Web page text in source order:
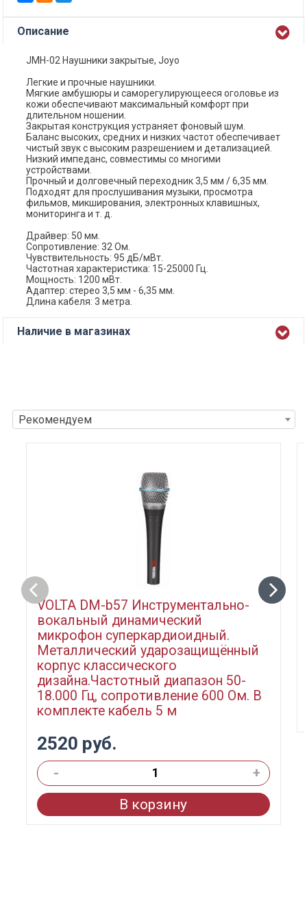
Описание
JMH-02 Наушники закрытые, Joyo
Легкие и прочные наушники.
Мягкие амбушюры и саморегулирующееся оголовье из
кожи обеспечивают максимальный комфорт при
длительном ношении.
Закрытая конструкция устраняет фоновый шум.
Баланс высоких, средних и низких частот обеспечивает
чистый звук с высоким разрешением и детализацией.
Низкий импеданс, совместимы со многими
устройствами.
Прочный и долговечный переходник 3,5 мм / 6,35 мм.
Подходят для прослушивания музыки, просмотра
фильмов, микширования, электронных клавишных,
мониторинга и т. д.
Драйвер: 50 мм.
Сопротивление: 32 Ом.
Чувствительность: 95 дБ/мВт.
Частотная характеристика: 15-25000 Гц.
Мощность: 1200 мВт.
Адаптер: стерео 3,5 мм - 6,35 мм.
Длина кабеля: 3 метра.
Наличие в магазинах
Рекомендуем
VOLTA DM-b57 Инструментально-
вокальный динамический
микрофон суперкардиоидный.
Металлический ударозащищённый
корпус классического
дизайна.Частотный диапазон 50-
18.000 Гц, сопротивление 600 Ом. В
комплекте кабель 5 м
2520 руб.
-
+
В корзину